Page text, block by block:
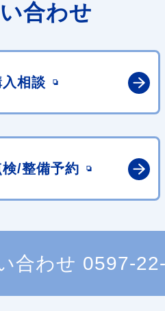
合わせ
入相談
/整備予約
合わせ 0597-